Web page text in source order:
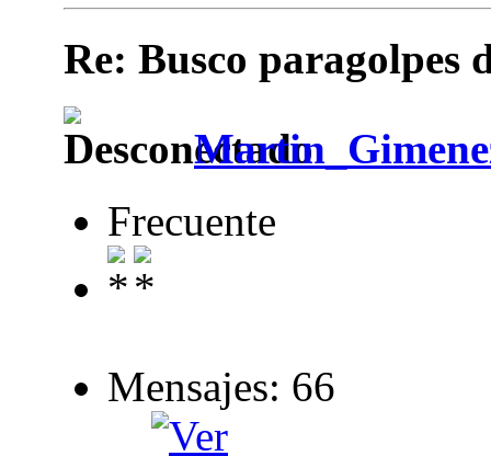
Re: Busco paragolpes
Frecuente
Mensajes: 66